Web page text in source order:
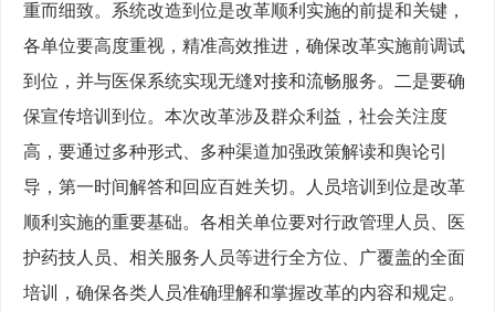
重而细致。系统改造到位是改革顺利实施的前提和关键，
各单位要高度重视，精准高效推进，确保改革实施前调试
到位，并与医保系统实现无缝对接和流畅服务。二是要确
保宣传培训到位。本次改革涉及群众利益，社会关注度
高，要通过多种形式、多种渠道加强政策解读和舆论引
导，第一时间解答和回应百姓关切。人员培训到位是改革
顺利实施的重要基础。各相关单位要对行政管理人员、医
护药技人员、相关服务人员等进行全方位、广覆盖的全面
培训，确保各类人员准确理解和掌握改革的内容和规定。